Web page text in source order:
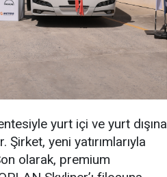
yurt içi ve yurt dışına
yeni yatırımlarıyla
olarak, premium